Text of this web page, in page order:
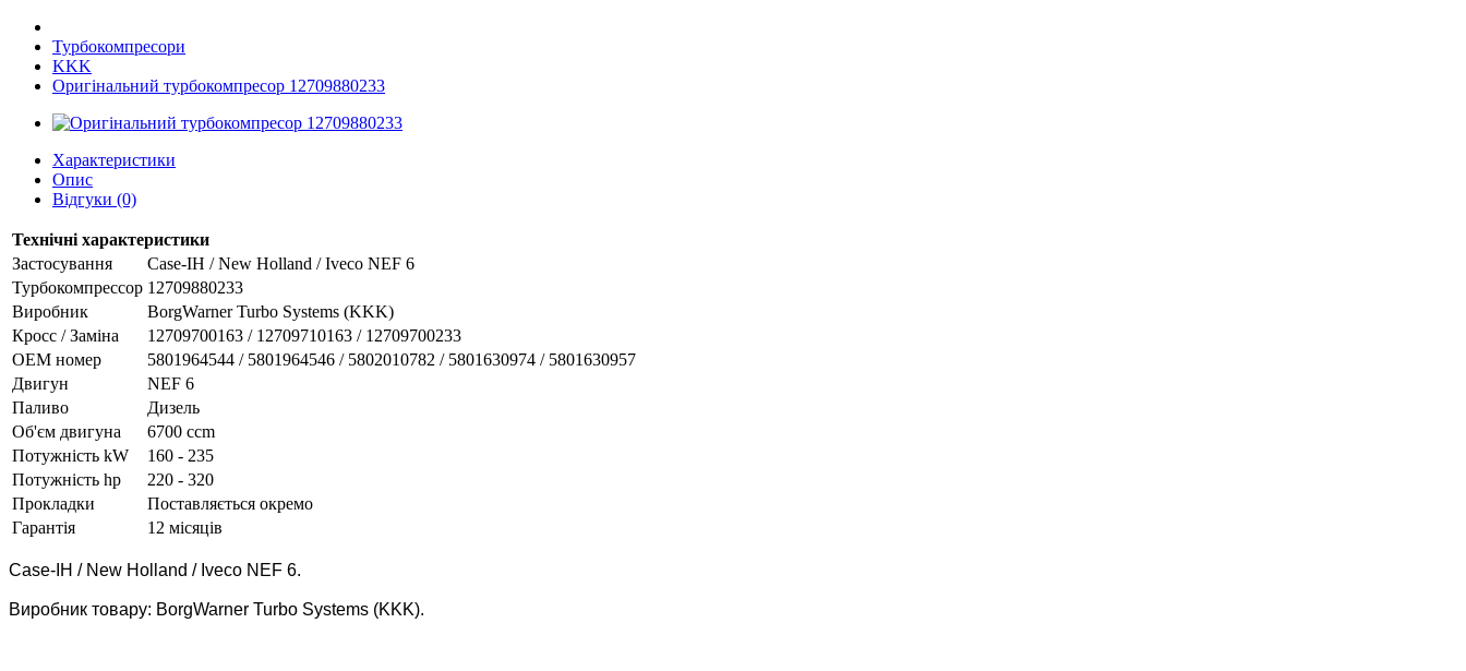
Турбокомпресори
KKK
Оригінальний турбокомпресор 12709880233
Характеристики
Опис
Відгуки (0)
Технічні характеристики
Застосування
Case-IH / New Holland / Iveco NEF 6
Турбокомпрессор 12709880233
Виробник
BorgWarner Turbo Systems (KKK)
Кросс / Заміна
12709700163 / 12709710163 / 12709700233
ОЕМ номер
5801964544 / 5801964546 / 5802010782 / 5801630974 / 5801630957
Двигун
NEF 6
Паливо
Дизель
Об'єм двигуна
6700 ccm
Потужність kW
160 - 235
Потужність hp
220 - 320
Прокладки
Поставляється окремо
Гарантія
12 місяців
Case-IH / New Holland / Iveco NEF 6.
Виробник товару: BorgWarner Turbo Systems (KKK).